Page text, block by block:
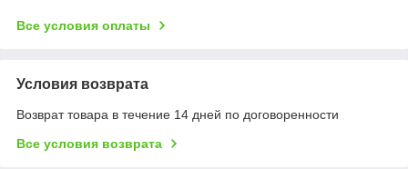
Все условия оплаты
Условия возврата
Возврат товара в течение 14 дней по договоренности
Все условия возврата